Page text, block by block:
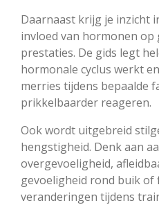
Daarnaast krijg je inzicht
invloed van hormonen op
prestaties. De gids legt
hormonale cyclus werkt
merries tijdens bepaalde
prikkelbaarder reageren.
Ook wordt uitgebreid
hengstigheid. Denk aan
overgevoeligheid,
gevoeligheid rond buik of
veranderingen tijdens